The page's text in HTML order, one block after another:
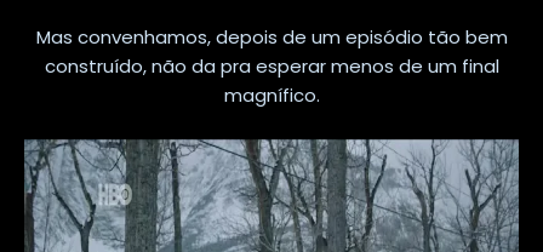
Mas convenhamos, depois de um episódio tão bem
construído, não da pra esperar menos de um final
magnífico.